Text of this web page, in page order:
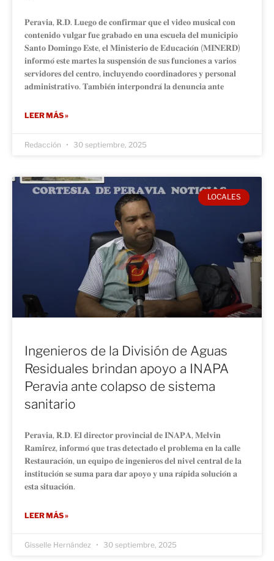
𝐏𝐞𝐫𝐚𝐯𝐢𝐚, 𝐑.𝐃. 𝐋𝐮𝐞𝐠𝐨 𝐝𝐞 𝐜𝐨𝐧𝐟𝐢𝐫𝐦𝐚𝐫 𝐪𝐮𝐞 𝐞𝐥 𝐯𝐢𝐝𝐞𝐨 𝐦𝐮𝐬𝐢𝐜𝐚𝐥 𝐜𝐨𝐧
𝐜𝐨𝐧𝐭𝐞𝐧𝐢𝐝𝐨 𝐯𝐮𝐥𝐠𝐚𝐫 𝐟𝐮𝐞 𝐠𝐫𝐚𝐛𝐚𝐝𝐨 𝐞𝐧 𝐮𝐧𝐚 𝐞𝐬𝐜𝐮𝐞𝐥𝐚 𝐝𝐞𝐥 𝐦𝐮𝐧𝐢𝐜𝐢𝐩𝐢𝐨
𝐒𝐚𝐧𝐭𝐨 𝐃𝐨𝐦𝐢𝐧𝐠𝐨 𝐄𝐬𝐭𝐞, 𝐞𝐥 𝐌𝐢𝐧𝐢𝐬𝐭𝐞𝐫𝐢𝐨 𝐝𝐞 𝐄𝐝𝐮𝐜𝐚𝐜𝐢𝐨́𝐧 (𝐌𝐈𝐍𝐄𝐑𝐃)
𝐢𝐧𝐟𝐨𝐫𝐦𝐨́ 𝐞𝐬𝐭𝐞 𝐦𝐚𝐫𝐭𝐞𝐬 𝐥𝐚 𝐬𝐮𝐬𝐩𝐞𝐧𝐬𝐢𝐨́𝐧 𝐝𝐞 𝐬𝐮𝐬 𝐟𝐮𝐧𝐜𝐢𝐨𝐧𝐞𝐬 𝐚 𝐯𝐚𝐫𝐢𝐨𝐬
𝐬𝐞𝐫𝐯𝐢𝐝𝐨𝐫𝐞𝐬 𝐝𝐞𝐥 𝐜𝐞𝐧𝐭𝐫𝐨, 𝐢𝐧𝐜𝐥𝐮𝐲𝐞𝐧𝐝𝐨 𝐜𝐨𝐨𝐫𝐝𝐢𝐧𝐚𝐝𝐨𝐫𝐞𝐬 𝐲 𝐩𝐞𝐫𝐬𝐨𝐧𝐚𝐥
𝐚𝐝𝐦𝐢𝐧𝐢𝐬𝐭𝐫𝐚𝐭𝐢𝐯𝐨. 𝐓𝐚𝐦𝐛𝐢𝐞́𝐧 𝐢𝐧𝐭𝐞𝐫𝐩𝐨𝐧𝐝𝐫𝐚́ 𝐥𝐚 𝐝𝐞𝐧𝐮𝐧𝐜𝐢𝐚 𝐚𝐧𝐭𝐞
LEER MÁS »
Redacción 30 septiembre, 2025
LOCALES
Ingenieros de la División de Aguas
Residuales brindan apoyo a INAPA
Peravia ante colapso de sistema
sanitario
𝐏𝐞𝐫𝐚𝐯𝐢𝐚, 𝐑.𝐃. 𝐄𝐥 𝐝𝐢𝐫𝐞𝐜𝐭𝐨𝐫 𝐩𝐫𝐨𝐯𝐢𝐧𝐜𝐢𝐚𝐥 𝐝𝐞 𝐈𝐍𝐀𝐏𝐀, 𝐌𝐞𝐥𝐯𝐢𝐧
𝐑𝐚𝐦𝐢́𝐫𝐞𝐳, 𝐢𝐧𝐟𝐨𝐫𝐦𝐨́ 𝐪𝐮𝐞 𝐭𝐫𝐚𝐬 𝐝𝐞𝐭𝐞𝐜𝐭𝐚𝐝𝐨 𝐞𝐥 𝐩𝐫𝐨𝐛𝐥𝐞𝐦𝐚 𝐞𝐧 𝐥𝐚 𝐜𝐚𝐥𝐥𝐞
𝐑𝐞𝐬𝐭𝐚𝐮𝐫𝐚𝐜𝐢𝐨́𝐧, 𝐮𝐧 𝐞𝐪𝐮𝐢𝐩𝐨 𝐝𝐞 𝐢𝐧𝐠𝐞𝐧𝐢𝐞𝐫𝐨𝐬 𝐝𝐞𝐥 𝐧𝐢𝐯𝐞𝐥 𝐜𝐞𝐧𝐭𝐫𝐚𝐥 𝐝𝐞 𝐥𝐚
𝐢𝐧𝐬𝐭𝐢𝐭𝐮𝐜𝐢𝐨́𝐧 𝐬𝐞 𝐬𝐮𝐦𝐚 𝐩𝐚𝐫𝐚 𝐝𝐚𝐫 𝐚𝐩𝐨𝐲𝐨 𝐲 𝐮𝐧𝐚 𝐫𝐚́𝐩𝐢𝐝𝐚 𝐬𝐨𝐥𝐮𝐜𝐢𝐨́𝐧 𝐚
𝐞𝐬𝐭𝐚 𝐬𝐢𝐭𝐮𝐚𝐜𝐢𝐨́𝐧.
LEER MÁS »
Gisselle Hernández 30 septiembre, 2025